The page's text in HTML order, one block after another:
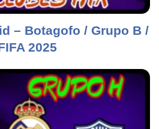
– Botagofo / Grupo B /
2025